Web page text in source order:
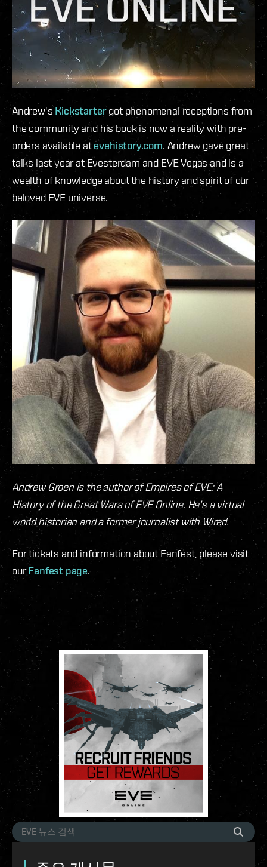
Andrew'sKickstartergot phenomenal receptions from
the community and his book is now a reality with pre-
orders available atevehistory.com. Andrew gave great
talks last year at Evesterdam and EVE Vegas and is a
wealth of knowledge about the history and spirit of our
beloved EVE universe.
Andrew Groen is the author of Empires of EVE: A
History of the Great Wars of EVE Online. He's a virtual
world historian and a former journalist with Wired.
For tickets and information about Fanfest, please visit
ourFanfest page.